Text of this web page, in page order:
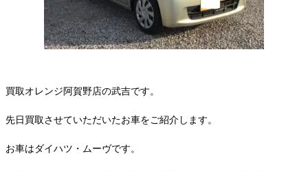
買取オレンジ阿賀野店の武吉です。
先日買取させていただいたお車をご紹介します。
お車はダイハツ・ムーヴです。